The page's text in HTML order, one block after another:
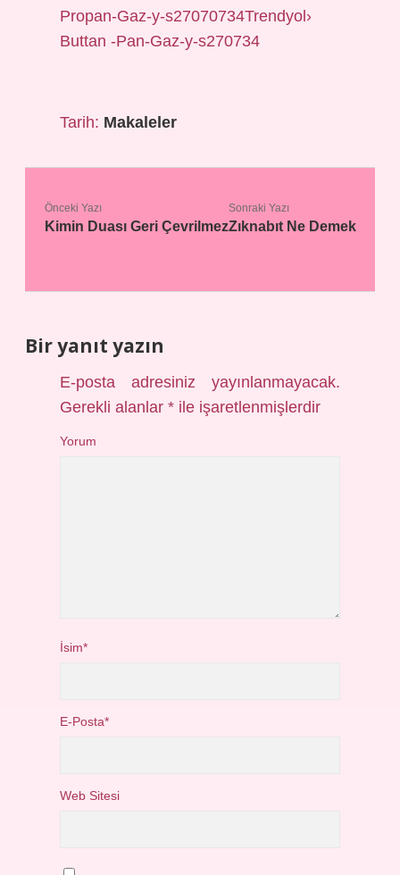
Propan-Gaz-y-s27070734Trendyol›
Buttan -Pan-Gaz-y-s270734
Tarih: Makaleler
Önceki Yazı
Kimin Duası Geri Çevrilmez
Sonraki Yazı
Zıknabıt Ne Demek
Bir yanıt yazın
E-posta adresiniz yayınlanmayacak.
Gerekli alanlar* ile işaretlenmişlerdir
Yorum
İsim*
E-Posta*
Web Sitesi